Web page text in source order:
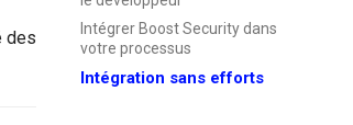
Intégrer Boost Security dans
votre processus
Intégration sans efforts
des